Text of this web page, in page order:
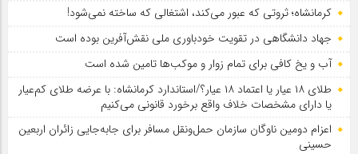
کرمانشاه؛ ثروتی که عبور می‌کند، اشتغالی که ساخته نمی‌شود!
جهاد دانشگاهی در تقویت خودباوری ملی نقش‌آفرین بوده است
آب و یخ کافی برای تمام زوار و موکب‌ها تامین شده است
طلای ۱۸ عیار یا اعتماد ۱۸ عیار؟/استاندارد کرمانشاه: با عرضه طلای کم‌عیار
یا دارای مشخصات خلاف واقع برخورد قانونی می‌کنیم
اعزام دومین ناوگان سازمان حمل‌ونقل مسافر برای جابه‌جایی زائران اربعین
حسینی